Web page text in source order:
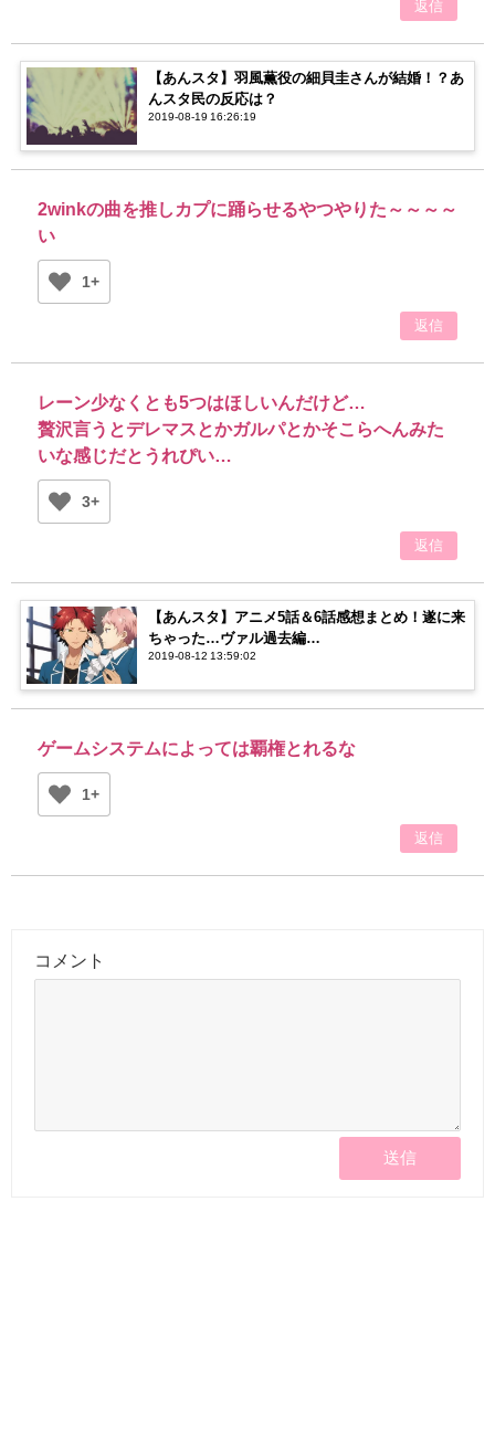
返信
【あんスタ】羽風薫役の細貝圭さんが結婚！？あ
んスタ民の反応は？
2019-08-19 16:26:19
2winkの曲を推しカプに踊らせるやつやりた～～～～
い
1+
返信
レーン少なくとも5つはほしいんだけど…
贅沢言うとデレマスとかガルパとかそこらへんみた
いな感じだとうれぴい…
3+
返信
【あんスタ】アニメ5話＆6話感想まとめ！遂に来
ちゃった…ヴァル過去編…
2019-08-12 13:59:02
ゲームシステムによっては覇権とれるな
1+
返信
コメント